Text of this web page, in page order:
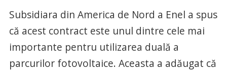
Subsidiara din America de Nord a Enel a spus
că acest contract este unul dintre cele mai
importante pentru utilizarea duală a
parcurilor fotovoltaice. Aceasta a adăugat că